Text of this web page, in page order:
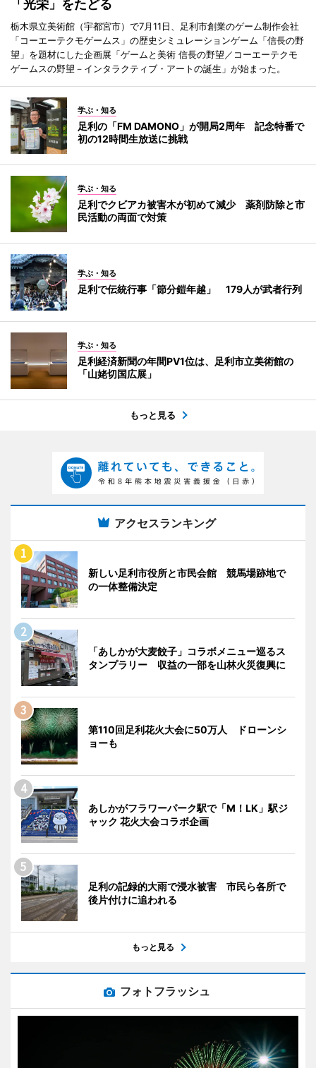
「光栄」をたどる
栃木県立美術館（宇都宮市）で7月11日、足利市創業のゲーム制作会社
「コーエーテクモゲームス」の歴史シミュレーションゲーム「信長の野
望」を題材にした企画展「ゲームと美術 信長の野望／コーエーテクモ
ゲームスの野望－インタラクティブ・アートの誕生」が始まった。
学ぶ・知る
足利の「FM DAMONO」が開局2周年 記念特番で
初の12時間生放送に挑戦
学ぶ・知る
足利でクビアカ被害木が初めて減少 薬剤防除と市
民活動の両面で対策
学ぶ・知る
足利で伝統行事「節分鎧年越」 179人が武者行列
学ぶ・知る
足利経済新聞の年間PV1位は、足利市立美術館の
「山姥切国広展」
もっと見る
アクセスランキング
新しい足利市役所と市民会館 競馬場跡地で
の一体整備決定
「あしかが大麦餃子」コラボメニュー巡るス
タンプラリー 収益の一部を山林火災復興に
第110回足利花火大会に50万人 ドローンシ
ョーも
あしかがフラワーパーク駅で「M！LK」駅ジ
ャック 花火大会コラボ企画
足利の記録的大雨で浸水被害 市民ら各所で
後片付けに追われる
もっと見る
フォトフラッシュ